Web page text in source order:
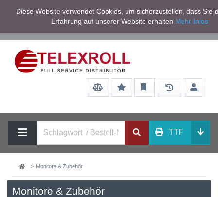
Service/Hilfe
Netto zzgl.
Mwst
TTF
Monitore & Zubehör
Monitore & Zubehör
Diese Website verwendet Cookies, um sicherzustellen, dass Sie
Erfahrung auf unserer Website erhalten Mehr Infos